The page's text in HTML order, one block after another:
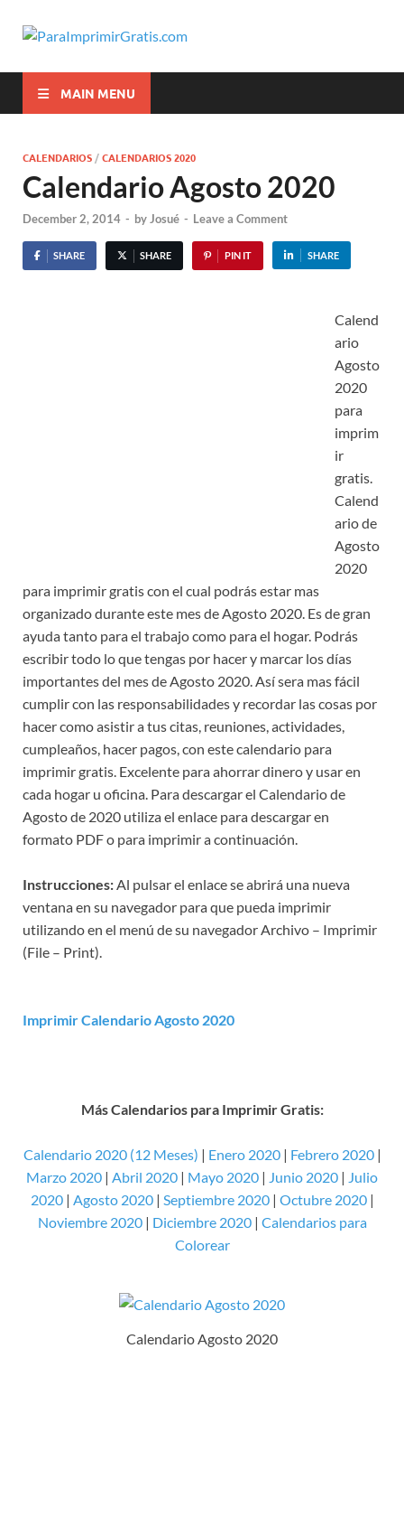
MAIN MENU
CALENDARIOS /CALENDARIOS 2020
Calendario Agosto 2020
December 2, 2014 - byJosué - Leave a Comment
SHARE SHARE PIN IT SHARE
Calend
ario
Agosto
2020
para
imprim
ir
gratis.
Calend
ario de
Agosto
2020
para imprimir gratis con el cual podrás estar mas
organizado durante este mes de Agosto 2020. Es de gran
ayuda tanto para el trabajo como para el hogar. Podrás
escribir todo lo que tengas por hacer y marcar los días
importantes del mes de Agosto 2020. Así sera mas fácil
cumplir con las responsabilidades y recordar las cosas por
hacer como asistir a tus citas, reuniones, actividades,
cumpleaños, hacer pagos, con este calendario para
imprimir gratis. Excelente para ahorrar dinero y usar en
cada hogar u oficina. Para descargar el Calendario de
Agosto de 2020 utiliza el enlace para descargar en
formato PDF o para imprimir a continuación.
Instrucciones:Al pulsar el enlace se abrirá una nueva
ventana en su navegador para que pueda imprimir
utilizando en el menú de su navegador Archivo – Imprimir
(File – Print).
Imprimir Calendario Agosto 2020
Más Calendarios para Imprimir Gratis:
Calendario 2020 (12 Meses) | Enero 2020| Febrero 2020|
Marzo 2020 | Abril 2020 | Mayo 2020 | Junio 2020 | Julio
2020| Agosto 2020| Septiembre 2020| Octubre 2020|
Noviembre 2020| Diciembre 2020| Calendarios para
Colorear
Calendario Agosto 2020